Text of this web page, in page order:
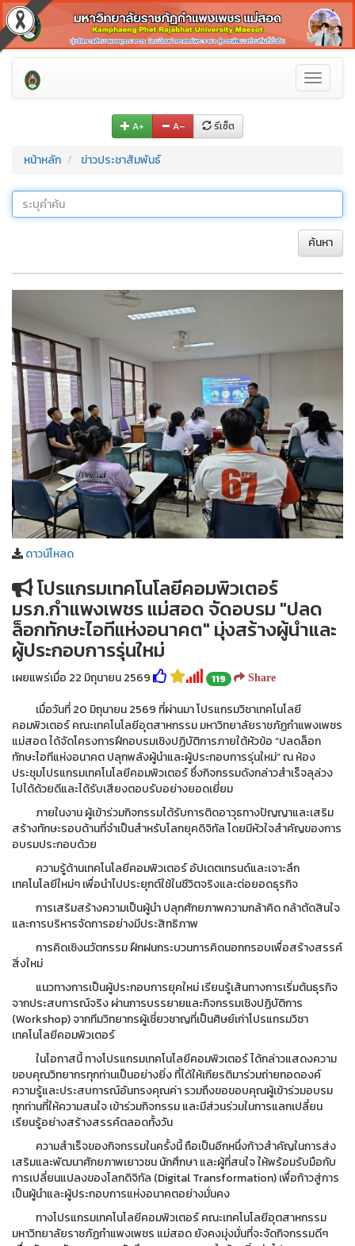
Toggle
A+ A– รีเซ็ต
หน้าหลัก ข่าวประชาสัมพันธ์
ค้นหา
ดาวน์โหลด
โปรแกรมเทคโนโลยีคอมพิวเตอร์
มรภ.กำแพงเพชร แม่สอด จัดอบรม "ปลด
ล็อกทักษะไอทีแห่งอนาคต" มุ่งสร้างผู้นำและ
ผู้ประกอบการรุ่นใหม่
เผยแพร่เมื่อ 22 มิถุนายน 2569 119 Share
เมื่อวันที่ 20 มิถุนายน 2569 ที่ผ่านมา โปรแกรมวิชาเทคโนโลยี
คอมพิวเตอร์ คณะเทคโนโลยีอุตสาหกรรม มหาวิทยาลัยราชภัฏกำแพงเพชร
แม่สอด ได้จัดโครงการฝึกอบรมเชิงปฏิบัติการภายใต้หัวข้อ “ปลดล็อก
ทักษะไอทีแห่งอนาคต ปลุกพลังผู้นำและผู้ประกอบการรุ่นใหม่” ณ ห้อง
ประชุมโปรแกรมเทคโนโลยีคอมพิวเตอร์ ซึ่งกิจกรรมดังกล่าวสำเร็จลุล่วง
ไปได้ด้วยดีและได้รับเสียงตอบรับอย่างยอดเยี่ยม
ภายในงาน ผู้เข้าร่วมกิจกรรมได้รับการติดอาวุธทางปัญญาและเสริม
สร้างทักษะรอบด้านที่จำเป็นสำหรับโลกยุคดิจิทัล โดยมีหัวใจสำคัญของการ
อบรมประกอบด้วย
ความรู้ด้านเทคโนโลยีคอมพิวเตอร์ อัปเดตเทรนด์และเจาะลึก
เทคโนโลยีใหม่ๆ เพื่อนำไปประยุกต์ใช้ในชีวิตจริงและต่อยอดธุรกิจ
การเสริมสร้างความเป็นผู้นำ ปลุกศักยภาพความกล้าคิด กล้าตัดสินใจ
และการบริหารจัดการอย่างมีประสิทธิภาพ
การคิดเชิงนวัตกรรม ฝึกฝนกระบวนการคิดนอกกรอบเพื่อสร้างสรรค์
สิ่งใหม่
แนวทางการเป็นผู้ประกอบการยุคใหม่ เรียนรู้เส้นทางการเริ่มต้นธุรกิจ
จากประสบการณ์จริง ผ่านการบรรยายและกิจกรรมเชิงปฏิบัติการ
(Workshop) จากทีมวิทยากรผู้เชี่ยวชาญที่เป็นศิษย์เก่าโปรแกรมวิชา
เทคโนโลยีคอมพิวเตอร์
ในโอกาสนี้ ทางโปรแกรมเทคโนโลยีคอมพิวเตอร์ ได้กล่าวแสดงความ
ขอบคุณวิทยากรทุกท่านเป็นอย่างยิ่ง ที่ได้ให้เกียรติมาร่วมถ่ายทอดองค์
ความรู้และประสบการณ์อันทรงคุณค่า รวมถึงขอขอบคุณผู้เข้าร่วมอบรม
ทุกท่านที่ให้ความสนใจ เข้าร่วมกิจกรรม และมีส่วนร่วมในการแลกเปลี่ยน
เรียนรู้อย่างสร้างสรรค์ตลอดทั้งวัน
ความสำเร็จของกิจกรรมในครั้งนี้ ถือเป็นอีกหนึ่งก้าวสำคัญในการส่ง
เสริมและพัฒนาศักยภาพเยาวชน นักศึกษา และผู้ที่สนใจ ให้พร้อมรับมือกับ
การเปลี่ยนแปลงของโลกดิจิทัล (Digital Transformation) เพื่อก้าวสู่การ
เป็นผู้นำและผู้ประกอบการแห่งอนาคตอย่างมั่นคง
ทางโปรแกรมเทคโนโลยีคอมพิวเตอร์ คณะเทคโนโลยีอุตสาหกรรม
มหาวิทยาลัยราชภัฏกำแพงเพชร แม่สอด ยังคงมุ่งมั่นที่จะจัดกิจกรรมดีๆ